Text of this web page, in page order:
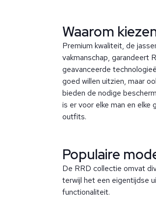
Waarom
Premium kwaliteit, de
vakmanschap, garandeert
geavanceerde
goed willen uitzien, maar
bieden de nodige
is er voor elke man en elke
outfits.
Populaire
De RRD collectie omvat
terwijl het een eigentijdse
functionaliteit.